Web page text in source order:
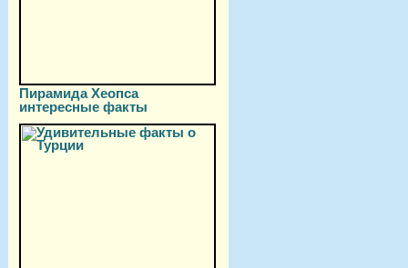
Пирамида Хеопса
интересные факты